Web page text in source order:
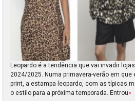
Leopardo é a tendência que vai invadir
2024/2025. Numa primavera-verão em que
print, a estampa leopardo, com as típicas
o estilo para a próxima temporada. Entrou»